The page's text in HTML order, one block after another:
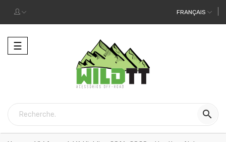
FRANÇAIS
Toggle
navigation
☰
